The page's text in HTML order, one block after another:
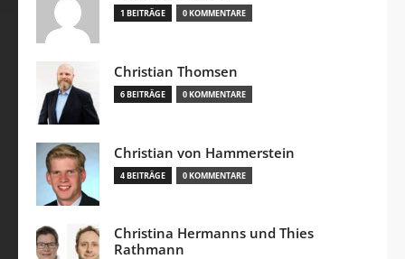
1 BEITRÄGE 0 KOMMENTARE
Christian Thomsen
6 BEITRÄGE 0 KOMMENTARE
Christian von Hammerstein
4 BEITRÄGE 0 KOMMENTARE
Christina Hermanns und Thies
Rathmann